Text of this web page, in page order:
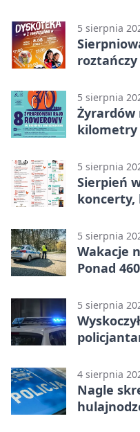
5 sierpnia
5 sierpnia
Żyrardów
kilometry
5 sierpnia
Sierpień
koncerty,
5 sierpnia
Wakacje
Ponad
5 sierpnia
4 sierpnia
Nagle